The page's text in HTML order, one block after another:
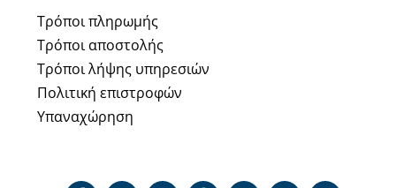
Τρόποι πληρωμής
Τρόποι αποστολής
Τρόποι λήψης υπηρεσιών
Πολιτική επιστροφών
Υπαναχώρηση